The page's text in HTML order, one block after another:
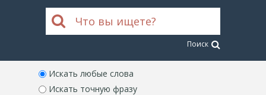
Поиск
Искать любые слова
Искать точную фразу